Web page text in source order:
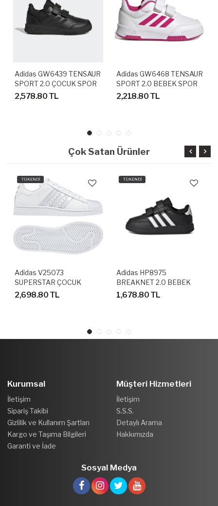
Adidas GW6439 TENSAUR
SPORT 2.0 ÇOCUK SPOR
AYAKKABI
2,578.80 TL
Adidas GW6468 TENSAUR
SPORT 2.0 BEBEK SPOR
AYAKKABI
2,218.80 TL
Çok Satan Ürünler
TÜKENDİ
Adidas V25073
SUPERSTAR ÇOCUK
AYAKKABI
2,698.80 TL
TÜKENDİ
Adidas HP8975
BREAKNET 2.0 BEBEK
SPOR AYAKKABI
1,678.80 TL
Kurumsal
İletişim
Sipariş Takibi
Gizlilik ve Kullanım Şartları
Kargo ve Taşıma Bilgileri
Garanti ve İade
Müşteri Hizmetleri
İletişim
S.S.S.
Detaylı Arama
Hakkımızda
Sosyal Medya